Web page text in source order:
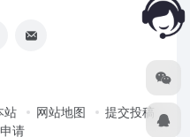
站 网站地图
提交投稿
请